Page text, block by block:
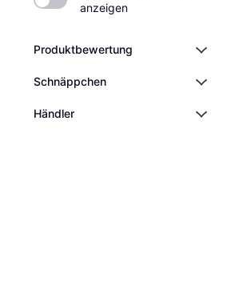
anzeigen
Produktbewertung
Schnäppchen
Händler